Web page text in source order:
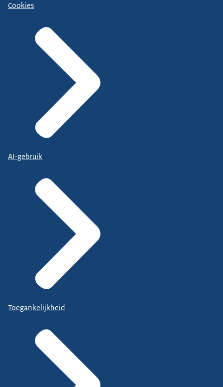
Cookies
AI-gebruik
Toegankelijkheid